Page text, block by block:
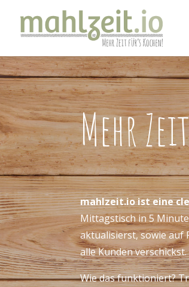
Mehr
mahlzeit.io ist eine
Mittagstisch in 5
aktualisierst, sowie auf
alle Kunden verschickst.
Wie das funktioniert?